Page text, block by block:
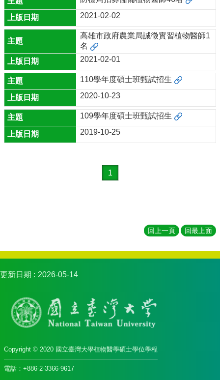
2021-02-02
高雄市政府農業局誠徵實習植物醫師1
名
2021-02-01
110學年度碩士班甄試招生
2020-10-23
109學年度碩士班甄試招生
2019-10-25
1
回上一頁 回最上面
更新日期 2026-05-14
Copyright © 2020 國立臺灣大學植物醫學碩士學位學程
電話：+886-2-3366-9617